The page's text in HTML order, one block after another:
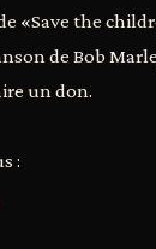
«Save the
de Bob
un don.
: